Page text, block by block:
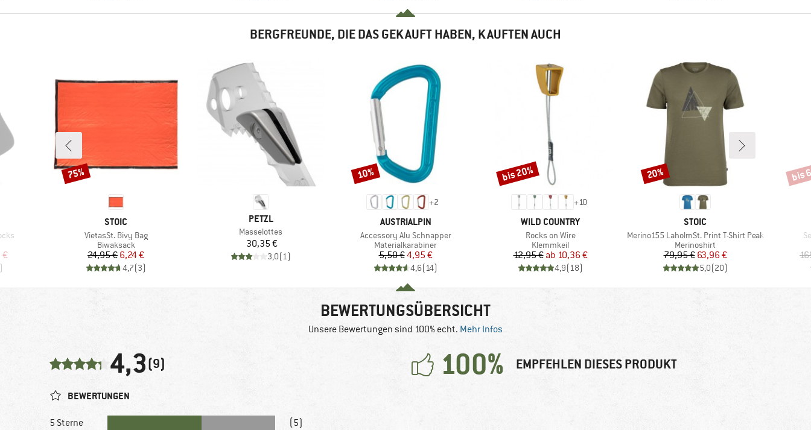
BERGFREUNDE, DIE DAS GEKAUFT HABEN, KAUFTEN AUCH
Preis
€
MARKE
STOIC
Artikel
VietasSt. Bivy Bag
Produktgruppe
Biwaksack
Preis
24,95 €reduzierter Preis
6,24 €
4,7(3)
Rabatt
75%
MARKE
PETZL
Artikel
Masselottes
Preis
30,35 €
3,0(1)
+2
MARKE
AUSTRIALPIN
Artikel
Accessory Alu Schnapper
Produktgruppe
Materialkarabiner
Preis
5,50 €reduzierter Preis
4,95 €
4,6(14)
Rabatt
10%
+10
MARKE
WILD COUNTRY
Artikel
Rocks on Wire
Produktgruppe
Klemmkeil
Preis
12,95 € reduzierter Preis
ab 10,36 €
4,9(18)
Rabatt
bis 20%
MARKE
STOIC
Artikel
Merino155 LaholmSt. Print T-Shirt Peak
Produktgruppe
Merinoshirt
Preis
79,95 €reduzierter Preis
63,96 €
5,0(20)
Rabatt
20% bis
BEWERTUNGSÜBERSICHT
Unsere Bewertungen sind 100% echt. Mehr Infos
4,3(9) 100% EMPFEHLEN DIESES PRODUKT
BEWERTUNGEN
5 Sterne (5)